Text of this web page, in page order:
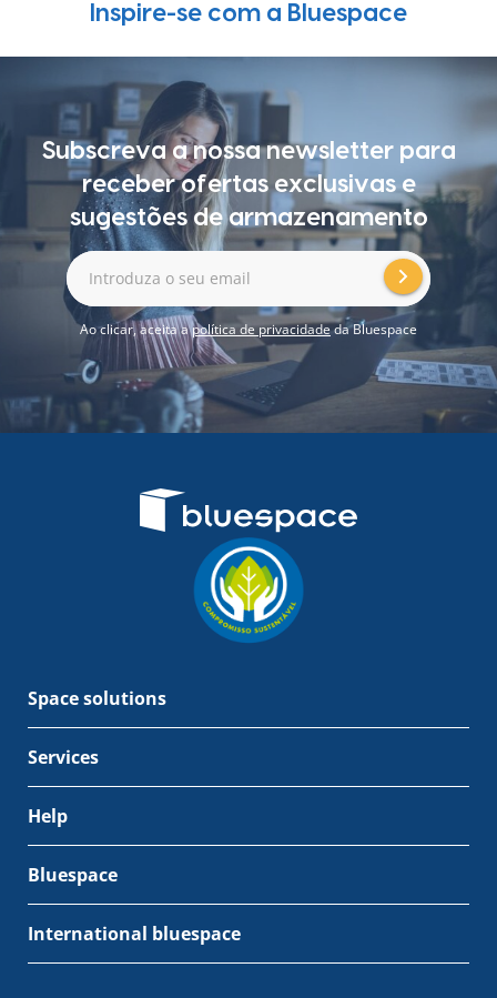
Inspire-se com a Bluespace
Subscreva a nossa newsletter para
receber ofertas exclusivas e
sugestões de armazenamento
Introduza o seu email
Ao clicar, aceita apolítica de privacidadeda Bluespace
Space solutions
Services
Help
Bluespace
International bluespace